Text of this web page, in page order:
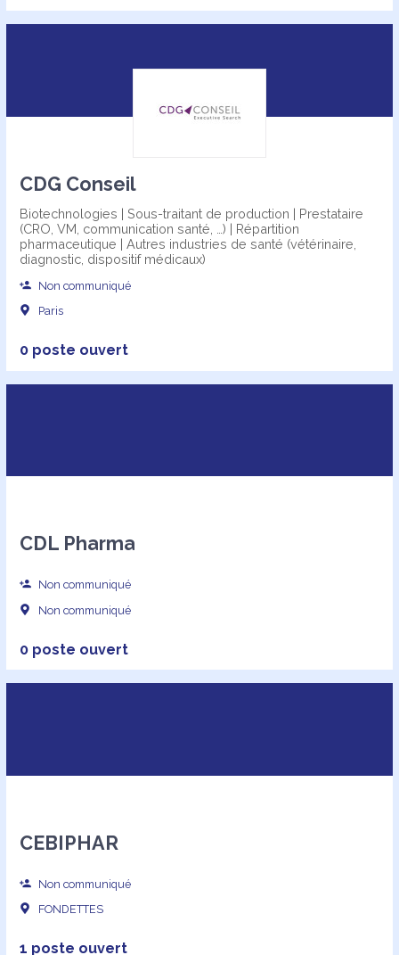
CDG Conseil
Biotechnologies | Sous-traitant de production | Prestataire
(CRO, VM, communication santé, …) | Répartition
pharmaceutique | Autres industries de santé (vétérinaire,
diagnostic, dispositif médicaux)
Non communiqué
Paris
0 poste ouvert
CDL Pharma
Non communiqué
Non communiqué
0 poste ouvert
CEBIPHAR
Non communiqué
FONDETTES
1 poste ouvert